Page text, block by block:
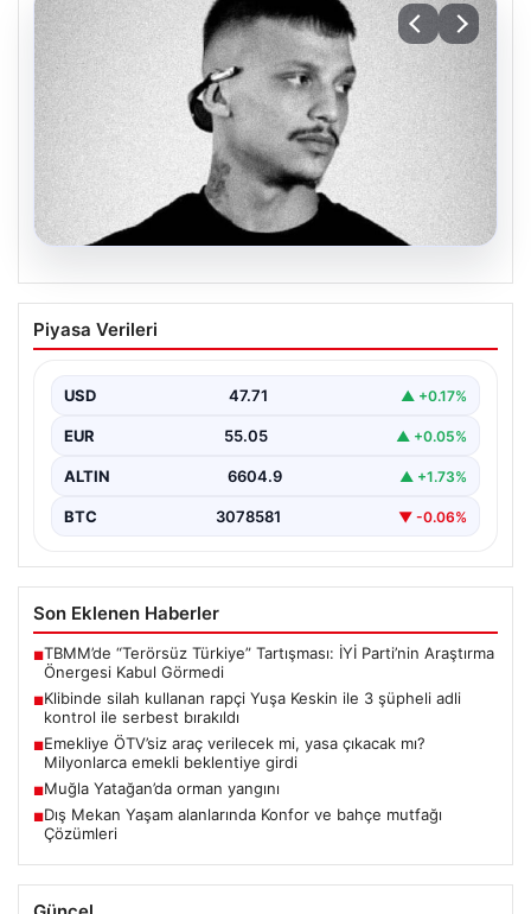
06.08.2026
Klibinde silah kullanan rapçi Yuşa
Keskin ile 3 şüpheli adli kontrol ile
Piyasa Verileri
USD 47.71 ▲ +0.17%
EUR 55.05 ▲ +0.05%
ALTIN 6604.9 ▲ +1.73%
BTC 3078581 ▼ -0.06%
Son Eklenen Haberler
■TBMM’de “Terörsüz Türkiye” Tartışması: İYİ Parti’nin Araştırma
Önergesi Kabul Görmedi
■Klibinde silah kullanan rapçi Yuşa Keskin ile 3 şüpheli adli
kontrol ile serbest bırakıldı
■Emekliye ÖTV’siz araç verilecek mi, yasa çıkacak mı?
Milyonlarca emekli beklentiye girdi
■Muğla Yatağan’da orman yangını
■Dış Mekan Yaşam alanlarında Konfor ve bahçe mutfağı
Çözümleri